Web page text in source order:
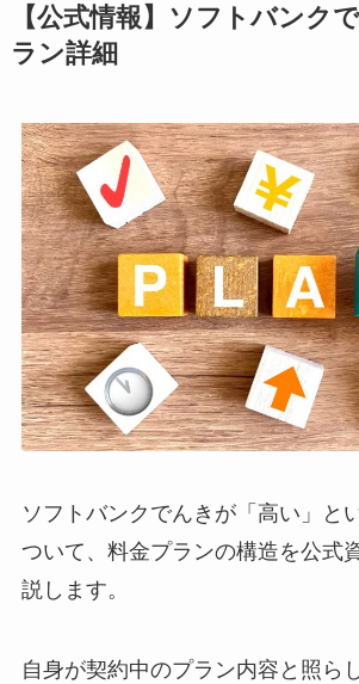
【公式情報】ソフトバンク
ラン詳細
ソフトバンクでんきが「高い」と
ついて、料金プランの構造を公式
説します。
自身が契約中のプラン内容と照ら